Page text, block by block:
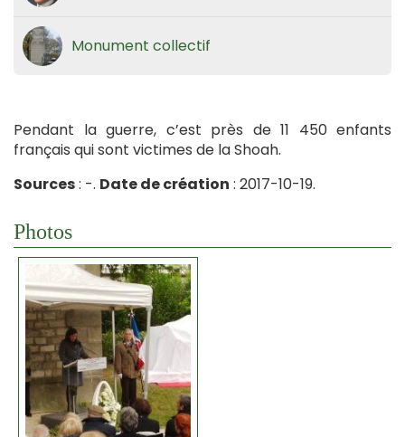
Monument collectif
Pendant la guerre, c’est près de 11 450 enfants
français qui sont victimes de la Shoah.
Sources: -. Date de création : 2017-10-19.
Photos